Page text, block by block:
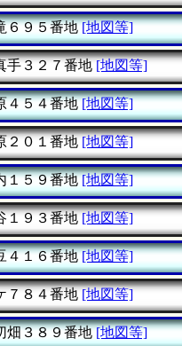
６９５番地 [地図等]
手３２７番地 [地図等]
４５４番地 [地図等]
２０１番地 [地図等]
１５９番地 [地図等]
１９３番地 [地図等]
４１６番地 [地図等]
７８４番地 [地図等]
畑３８９番地 [地図等]